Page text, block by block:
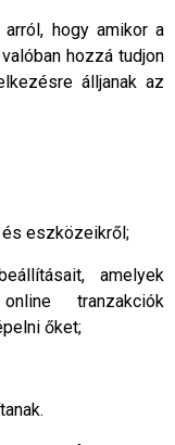
hogy amikor a
hozzá tudjon
álljanak az
és eszközeikről;
amelyek
tranzakciók
őket;